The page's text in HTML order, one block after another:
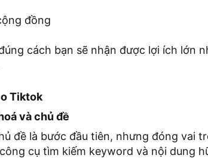
đồng
cách bạn sẽ nhận được lợi ích lớn
Tiktok
và chủ đề
đề là bước đầu tiên, nhưng đóng vai
cụ tìm kiếm keyword và nội dung